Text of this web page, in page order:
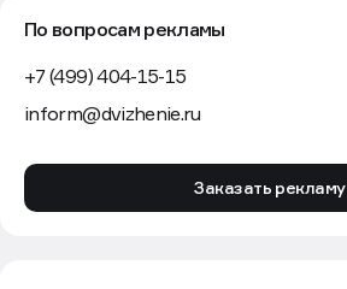
По вопросам рекламы
+7 (499) 404-15-15
inform@dvizhenie.ru
Заказать рекламу